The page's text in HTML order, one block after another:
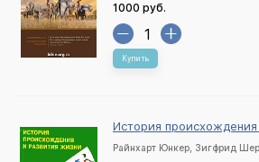
1000 руб.
Купить
История
Райнхарт Юнкер, Зигфрид